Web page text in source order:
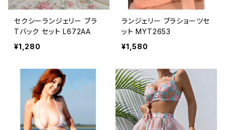
セクシーランジェリー ブラ
Tバック セット L672AA
¥1,280
ランジェリー ブラショーツセ
ット MYT2653
¥1,580